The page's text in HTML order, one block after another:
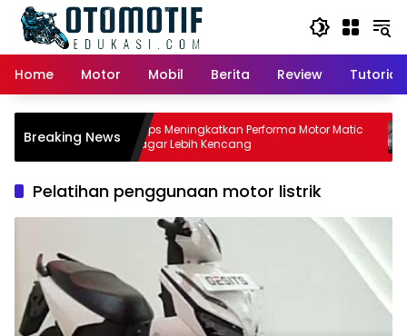
content
Home
Motor Mobil Berita Review Tutorial
Breaking News Tips Meningkatkan Performa Motor Matic
agar Lebih Kencang
Pelatihan penggunaan motor listrik